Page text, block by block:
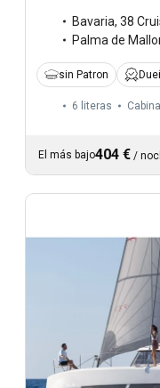
Bavaria, 38
Palma de
sin Patron
6 literas
El más bajo404 € /